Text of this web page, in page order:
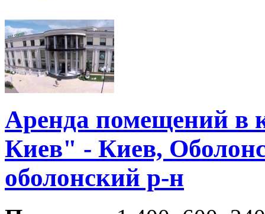
Аренда помещений в
Киев" - Киев,
оболонский р-н